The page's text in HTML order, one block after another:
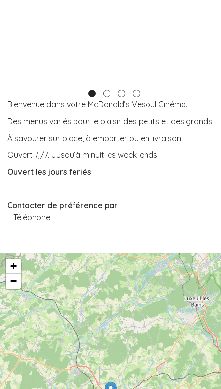
Bienvenue dans votre McDonald’s Vesoul Cinéma.
Des menus variés pour le plaisir des petits et des grands.
À savourer sur place, à emporter ou en livraison.
Ouvert 7j/7. Jusqu’à minuit les week-ends
Ouvert les jours feriés
Contacter de préférence par
– Téléphone
+
−